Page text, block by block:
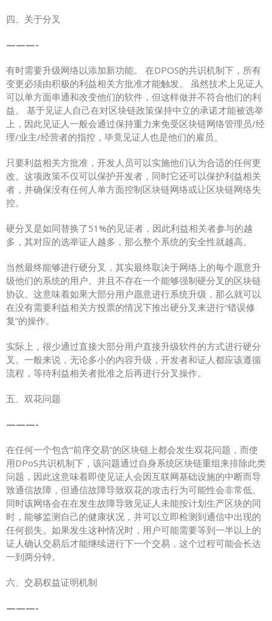
四、关于分叉
———-
有时需要升级网络以添加新功能。 在DPOS的共识机制下，所有
变更必须由积极的利益相关方批准才能触发。 虽然技术上见证人
可以单方面串通和改变他们的软件，但这样做并不符合他们的利
益。 基于见证人自己在对区块链政策保持中立的承诺才能被选举
上，因此见证人一般会通过保持重力来免受区块链网络管理员/经
理/业主/经营者的指控，毕竟见证人也是他们的雇员。
只要利益相关方批准，开发人员可以实施他们认为合适的任何更
改。这项政策不仅可以保护开发者，同时它还可以保护利益相关
者，并确保没有任何人单方面控制区块链网络或让区块链网络失
控。
硬分叉是如同替换了51%的见证者，因此利益相关者参与的越
多，其对应的选举证人越多，那么整个系统的安全性就越高。
当然最终能够进行硬分叉，其实最终取决于网络上的每个愿意升
级他们的系统的用户。并且不存在一个能够强制硬分叉的区块链
协议。这意味着如果大部分用户愿意进行系统升级，那么就可以
在没有需要利益相关方投票的情况下推出硬分叉来进行“错误修
复”的操作。
实际上，很少通过直接大部分用户直接升级软件的方式进行硬分
叉。一般来说，无论多小的内容升级，开发者和证人都应该遵循
流程，等待利益相关者批准之后再进行分叉操作。
五、双花问题
———-
在任何一个包含“前序交易”的区块链上都会发生双花问题，而使
用DPoS共识机制下，该问题通过自身系统区块链重组来排除此类
问题，因此这意味着即使见证人会因互联网基础设施的中断而导
致通信故障，但通信故障导致双花的攻击行为可能性会非常低。
同时该网络会在在发生故障导致见证人未能按计划生产区块的同
时，能够监测自己的健康状况，并可以立即检测到通信中出现的
任何损失。如果发生这种情况时，用户可能需要等到一半以上的
证人确认交易后才能继续进行下一个交易，这个过程可能会长达
一到两分钟。
六、交易权益证明机制
———-